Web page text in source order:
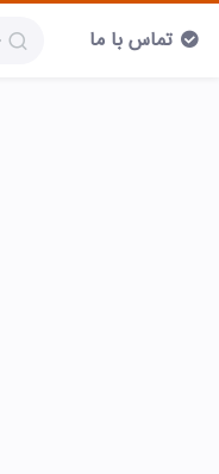
تماس با ما